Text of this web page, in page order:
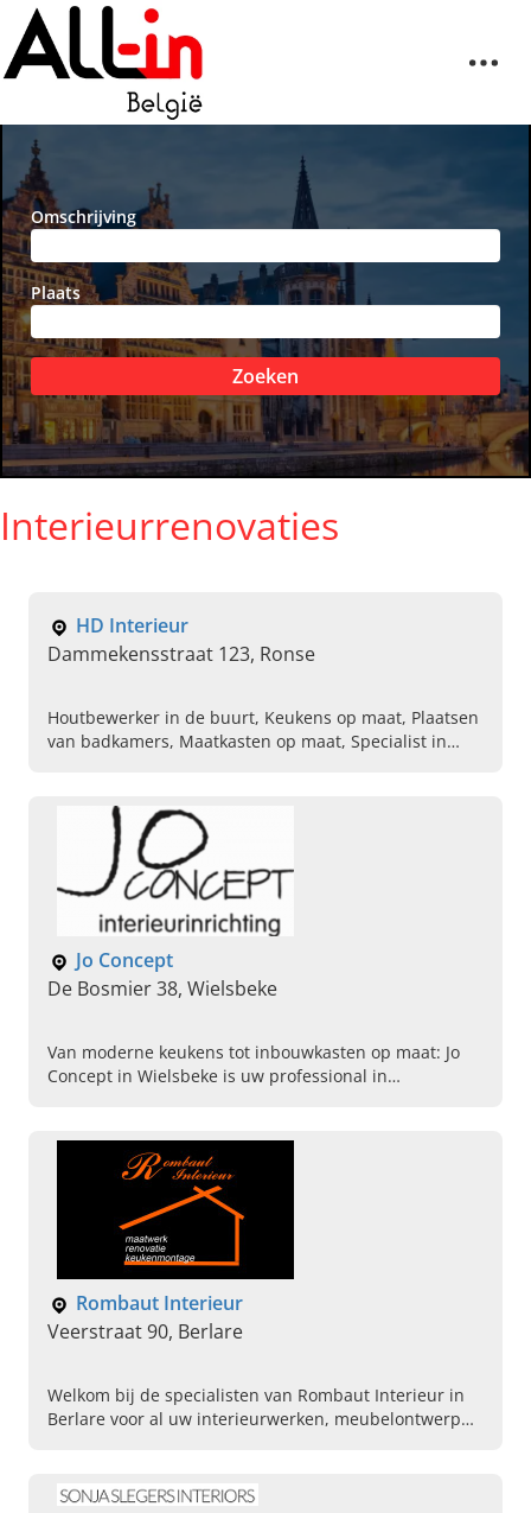
Omschrijving
Plaats
Zoeken
Interieurrenovaties
HD Interieur
Dammekensstraat 123, Ronse
Houtbewerker in de buurt, Keukens op maat, Plaatsen
van badkamers, Maatkasten op maat, Specialist in
Professionele houtbewerker
Jo Concept
De Bosmier 38, Wielsbeke
Van moderne keukens tot inbouwkasten op maat: Jo
Concept in Wielsbeke is uw professional in
Rombaut Interieur
Veerstraat 90, Berlare
Welkom bij de specialisten van Rombaut Interieur in
Berlare voor al uw interieurwerken, meubelontwerp